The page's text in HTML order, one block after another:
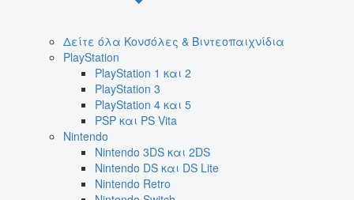
Δείτε όλα Κονσόλες & Βιντεοπαιχνίδια
PlayStation
PlayStation 1 και 2
PlayStation 3
PlayStation 4 και 5
PSP και PS Vita
Nintendo
Nintendo 3DS και 2DS
Nintendo DS και DS Lite
Nintendo Retro